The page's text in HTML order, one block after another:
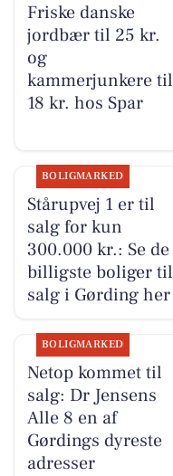
Friske danske
jordbær til 25 kr.
og
kammerjunkere til
18 kr. hos Spar
BOLIGMARKED
Stårupvej 1 er til
salg for kun
300.000 kr.: Se de
billigste boliger til
salg i Gørding her
BOLIGMARKED
Netop kommet til
salg: Dr Jensens
Alle 8 en af
Gørdings dyreste
adresser